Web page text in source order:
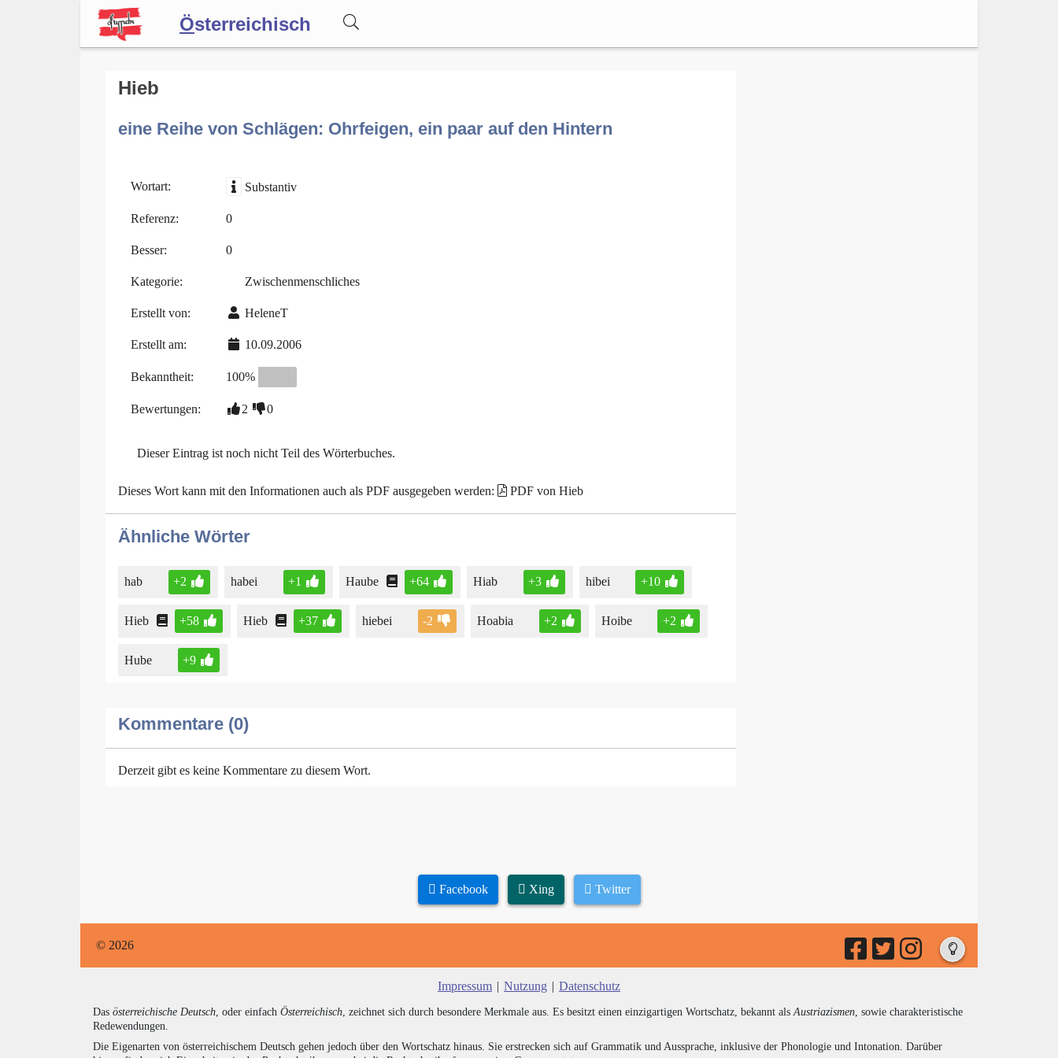
Österreichisch
Forum
Blog
Hieb
eine Reihe von Schlägen: Ohrfeigen, ein paar auf den Hintern
Wortart: Substantiv
Referenz: 0
Besser: 0
Kategorie: Zwischenmenschliches
Erstellt von: HeleneT
Erstellt am: 10.09.2006
Bekanntheit: 100%
Bewertungen: 2 0
Dieser Eintrag ist noch nicht Teil des Wörterbuches.
Dieses Wort kann mit den Informationen auch als PDF ausgegeben werden: PDF von Hieb
Ähnliche Wörter
hab +2 habei +1 Haube +64 Hiab +3 hibei +10
Hieb +58 Hieb +37 hiebei -2 Hoabia +2 Hoibe +2
Hube +9
Kommentare (0)
Derzeit gibt es keine Kommentare zu diesem Wort.
Facebook Xing Twitter
© 2026
Impressum | Nutzung | Datenschutz
Das österreichische Deutsch, oder einfach Österreichisch, zeichnet sich durch besondere Merkmale aus. Es besitzt einen einzigartigen Wortschatz, bekannt alsAustriazismen, sowie charakteristische
Redewendungen.
Die Eigenarten von österreichischem Deutsch gehen jedoch über den Wortschatz hinaus. Sie erstrecken sich auf Grammatik und Aussprache, inklusive der Phonologie und Intonation. Darüber